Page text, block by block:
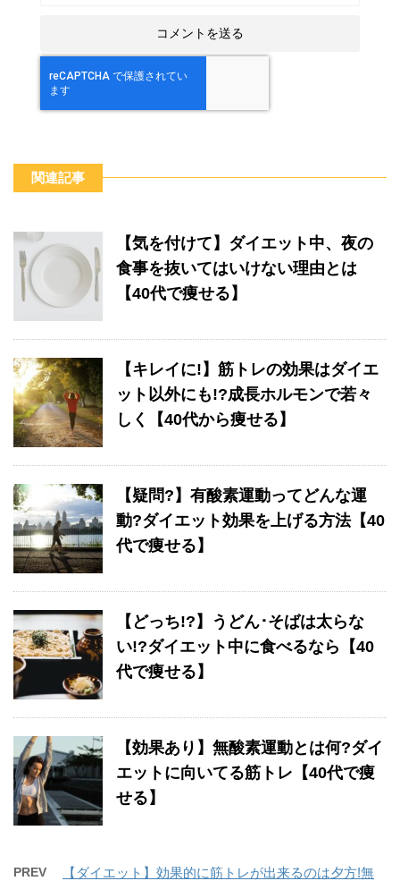
関連記事
【気を付けて】ダイエット中、夜の
食事を抜いてはいけない理由とは
【40代で痩せる】
【キレイに!】筋トレの効果はダイエ
ット以外にも!?成長ホルモンで若々
しく【40代から痩せる】
【疑問?】有酸素運動ってどんな運
動?ダイエット効果を上げる方法【40
代で痩せる】
【どっち!?】うどん･そばは太らな
い!?ダイエット中に食べるなら【40
代で痩せる】
【効果あり】無酸素運動とは何?ダイ
エットに向いてる筋トレ【40代で痩
せる】
PREV
【ダイエット】効果的に筋トレが出来るのは夕方!無